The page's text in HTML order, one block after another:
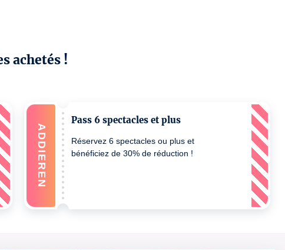
achetés !
Pass 6 spectacles et plus
Réservez 6 spectacles ou plus et
bénéficiez de 30% de réduction !
ADDIEREN